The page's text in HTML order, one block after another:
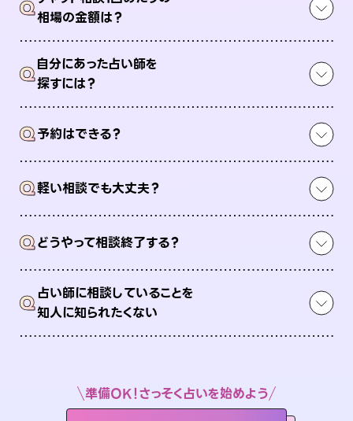
Q相場の金額は？
Q自分にあった占い師を
探すには？
Q予約はできる？
Q軽い相談でも大丈夫？
Qどうやって相談終了する？
Q占い師に相談していることを
知人に知られたくない
準備OK！さっそく占いを始めよう